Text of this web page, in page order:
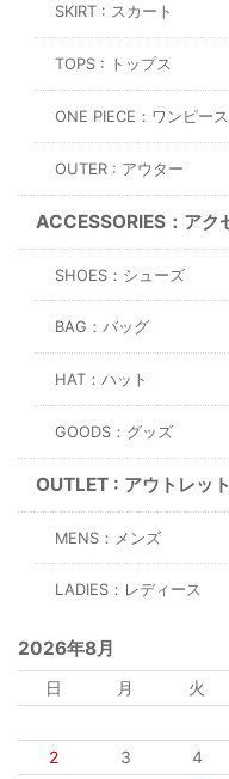
SKIRT : スカート
TOPS : トップス
ONE PIECE：ワンピース
OUTER : アウター
ACCESSORIES：アク
SHOES：シューズ
BAG：バッグ
HAT：ハット
GOODS：グッズ
OUTLET : アウトレット
MENS：メンズ
LADIES：レディース
2026年8月
日 月 火
2
3 4